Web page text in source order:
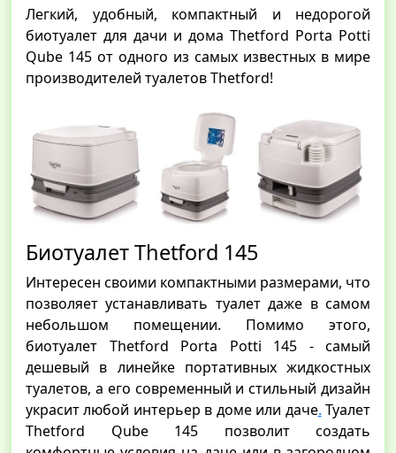
Легкий, удобный, компактный и недорогой
биотуалет для дачи и дома Thetford Porta Potti
Qube 145 от одного из самых известных в мире
производителей туалетов Thetford!
Биотуалет Thetford 145
Интересен своими компактными размерами, что
позволяет устанавливать туалет даже в самом
небольшом помещении. Помимо этого,
биотуалет Thetford Porta Potti 145 - самый
дешевый в линейке портативных жидкостных
туалетов, а его современный и стильный дизайн
украсит любой интерьер в доме или даче. Туалет
Thetford Qube 145 позволит создать